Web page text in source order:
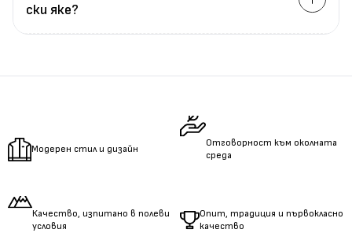
ски яке?
Измеретеобиколкатана талията.
Модерен стил и дизайн
Отговорност към околната
среда
Качество, изпитано в полеви
условия
Опит, традиция и първокласно
качество